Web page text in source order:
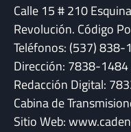
Calle 15 # 210
Revolución. Código
Teléfonos: (537) 838-
Dirección: 7838-1484
Redacción Digital:
Cabina de
Sitio Web: